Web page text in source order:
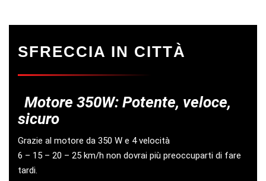
SFRECCIA IN CITTÀ
Motore 350W: Potente, veloce,
sicuro
Grazie al motore da 350 W e 4 velocità
6 – 15 – 20 – 25 km/h non dovrai più preoccuparti di fare
tardi.